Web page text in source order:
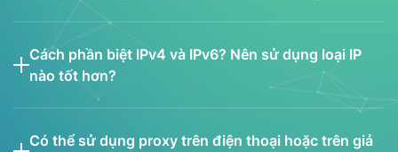
Cách phần biệt IPv4 và IPv6? Nên sử dụng loại IP
nào tốt hơn?
Có thể sử dụng proxy trên điện thoại hoặc trên giả